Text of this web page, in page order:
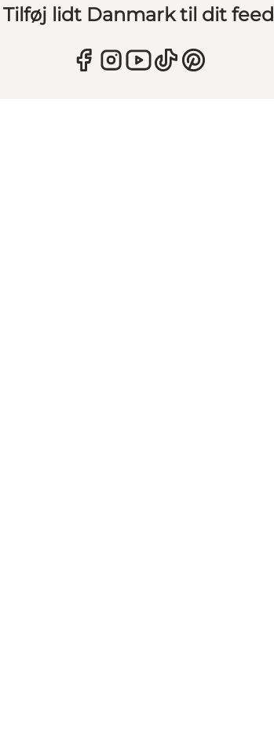
Tilføj lidt Danmark til dit feed